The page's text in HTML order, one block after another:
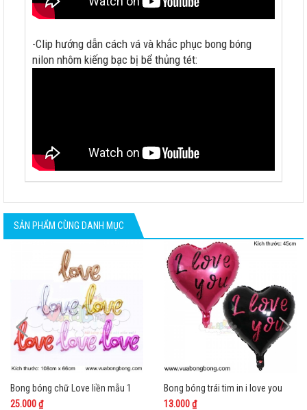
-Clip hướng dẫn cách vá và khắc phục bong bóng
nilon nhôm kiếng bạc bị bể thủng tét:
SẢN PHẨM CÙNG DANH MỤC
Bong bóng chữ Love liền mẫu 1
25.000 ₫
Bong bóng trái tim in i love you
13.000 ₫